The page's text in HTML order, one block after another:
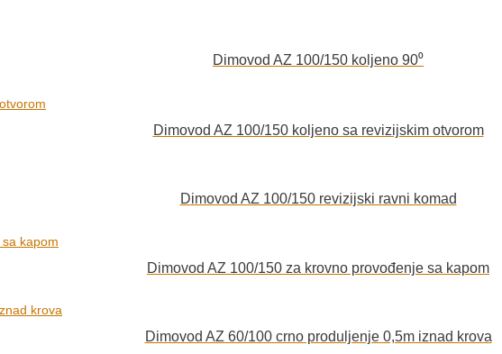
Dimovod AZ 100/150 koljeno 90⁰
Dimovod AZ 100/150 koljeno sa revizijskim otvorom
Dimovod AZ 100/150 revizijski ravni komad
Dimovod AZ 100/150 za krovno provođenje sa kapom
Dimovod AZ 60/100 crno produljenje 0,5m iznad krova